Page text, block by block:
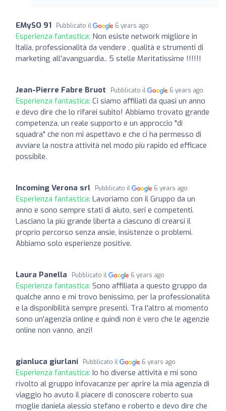
EMySO 91 Pubblicato il 6 years ago
Esperienza fantastica: Non esiste network migliore in
Italia, professionalità da vendere , qualità e strumenti di
marketing all'avanguardia.. 5 stelle Meritatissime !!!!!!
Jean-Pierre Fabre Bruot Pubblicato il 6 years ago
Esperienza fantastica: Ci siamo affiliati da quasi un anno
e devo dire che lo rifarei subito! Abbiamo trovato grande
competenza, un reale supporto e un approccio "di
squadra" che non mi aspettavo e che ci ha permesso di
avviare la nostra attività nel modo più rapido ed efficace
possibile.
Incoming Verona srl Pubblicato il 6 years ago
Esperienza fantastica: Lavoriamo con il Gruppo da un
anno e sono sempre stati di aiuto, seri e competenti.
Lasciano la più grande libertà a ciascuno di crearsi il
proprio percorso senza ansie, insistenze o problemi.
Abbiamo solo esperienze positive.
Laura Panella Pubblicato il 6 years ago
Esperienza fantastica: Sono affiliata a questo gruppo da
qualche anno e mi trovo benissimo, per la professionalità
e la disponibilità sempre presenti. Tra l'altro al momento
sono un'agenzia online e quindi non è vero che le agenzie
online non vanno, anzi!
gianluca giurlani Pubblicato il 6 years ago
Esperienza fantastica: Io ho diverse attività e mi sono
rivolto al gruppo infovacanze per aprire la mia agenzia di
viaggio ho avuto il piacere di conoscere roberto sua
moglie daniela alessio stefano e roberto e devo dire che